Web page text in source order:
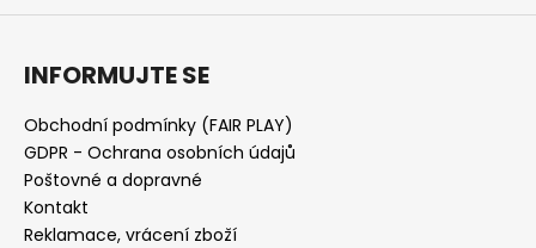
INFORMUJTE SE
Obchodní podmínky (FAIR PLAY)
GDPR - Ochrana osobních údajů
Poštovné a dopravné
Kontakt
Reklamace, vrácení zboží